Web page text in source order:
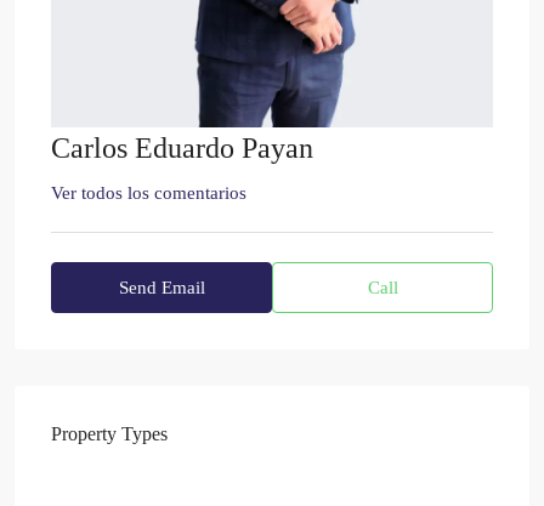
Carlos Eduardo Payan
Ver todos los comentarios
Send Email Call
Property Types